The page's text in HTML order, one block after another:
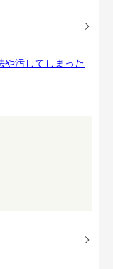
や汚してしまった